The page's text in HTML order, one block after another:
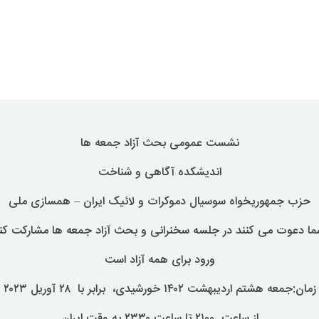
نشست عمومی بحث آزاد جمعه ها
اندیشکده آگاهی و شناخت
حزب جمهوریخواه سوسیال دموکرات و لائیک ایران – همسازی ملی
دعوت می کنند در جلسه سخنرانی و بحث آزاد جمعه ها مشارکت
ورود برای همه آزاد است
زمان:جمعه هشتم اردیبهشت ۱۴۰۲ خورشیدی، برابر با ۲۸ آوریل ۲۰۲۳